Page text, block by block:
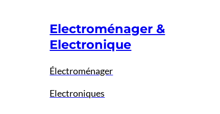
Electroménager &
Electronique
Électroménager
Electroniques